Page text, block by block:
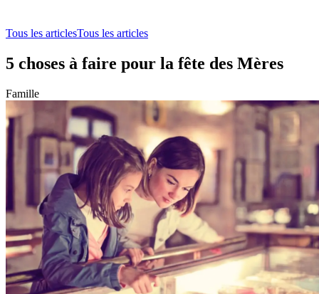
Tous les articlesTous les articles
5 choses à faire pour la fête des Mères
Famille